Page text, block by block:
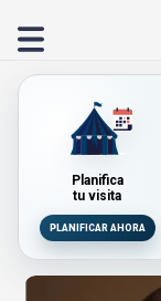
Planifica
tu visita
PLANIFICAR AHORA